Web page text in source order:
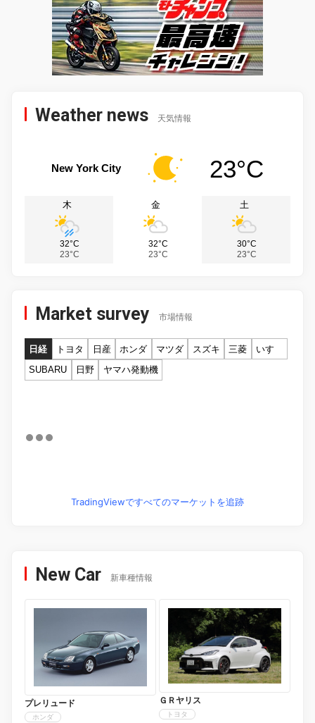
Weather news 天気情報
New York City 23°C
木
32°C
23°C
金
32°C
23°C
土
30°C
23°C
Market survey 市場情報
日経 トヨタ 日産 ホンダ マツダ スズキ 三菱
いすゞ
SUBARU
日野 ヤマハ発動機
TradingViewですべてのマーケットを追跡
New Car 新車種情報
プレリュード
ホンダ
ＧＲヤリス
トヨタ